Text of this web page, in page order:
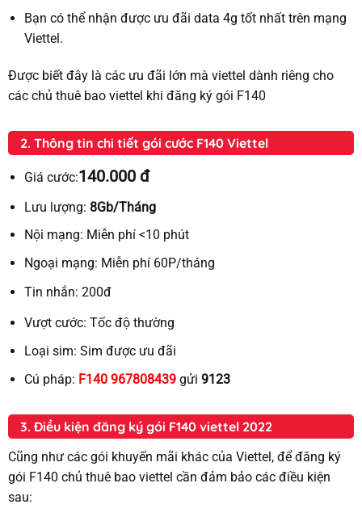
Bạn có thể nhận được ưu đãi data 4g tốt nhất trên mạng
Viettel.
Được biết đây là các ưu đãi lớn mà viettel dành riêng cho
các chủ thuê bao viettel khi đăng ký gói F140
2. Thông tin chi tiết gói cước F140 Viettel
Giá cước:140.000 đ
Lưu lượng: 8Gb/Tháng
Nội mạng: Miễn phí <10 phút
Ngoại mạng: Miễn phí 60P/tháng
Tin nhắn: 200đ
Vượt cước: Tốc độ thường
Loại sim:Sim được ưu đãi
Cú pháp: F140 967808439gửi9123
3. Điều kiện đăng ký gói F140 viettel 2022
Cũng như các gói khuyến mãi khác của Viettel, để đăng ký
gói F140 chủ thuê bao viettel cần đảm bảo các điều kiện
sau: